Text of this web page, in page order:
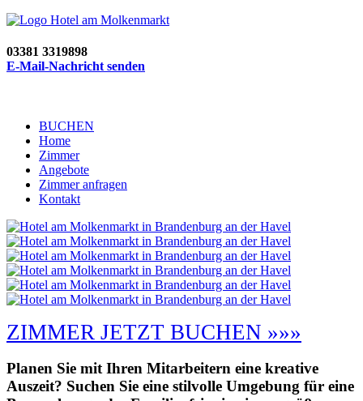
03381 3319898
E-Mail-Nachricht senden
BUCHEN
Home
Zimmer
Angebote
Zimmer anfragen
Kontakt
ZIMMER JETZT BUCHEN »»»
Planen Sie mit Ihren Mitarbeitern eine kreative
Auszeit? Suchen Sie eine stilvolle Umgebung für eine